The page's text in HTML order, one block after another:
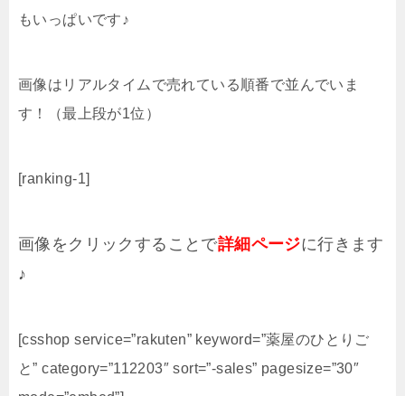
もいっぱいです♪
画像はリアルタイムで売れている順番で並んでいま
す！（最上段が1位）
[ranking-1]
画像をクリックすることで詳細ページに行きます
♪
[csshop service=”rakuten” keyword=”薬屋のひとりご
と” category=”112203″ sort=”-sales” pagesize=”30″